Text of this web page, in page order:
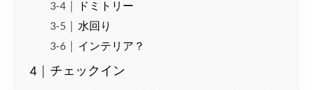
ドミトリー
水回り
インテリア？
チェックイン